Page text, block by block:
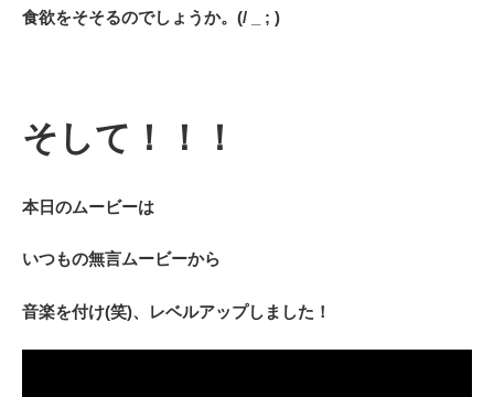
食欲をそそるのでしょうか。(/ _ ; )
そして！！！
本日のムービーは
いつもの無言ムービーから
音楽を付け(笑)、 レベルアップしました！